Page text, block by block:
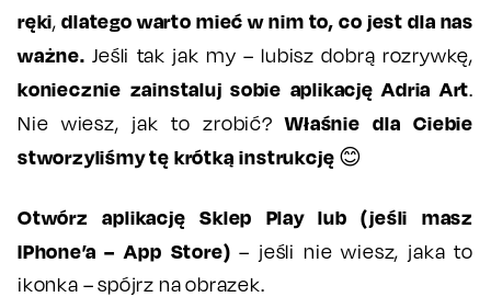
ręki,dlatego warto mieć w nim to, co jest dla nas
ważne. Jeśli tak jak my – lubisz dobrą rozrywkę,
koniecznie zainstaluj sobie aplikację Adria Art.
Nie wiesz, jak to zrobić?Właśnie dla Ciebie
stworzyliśmy tę krótką instrukcję 😊
Otwórz aplikację Sklep Play lub (jeśli masz
IPhone’a – App Store) – jeśli nie wiesz, jaka to
ikonka – spójrz na obrazek.